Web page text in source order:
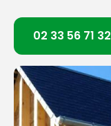
02 33 56 71 32